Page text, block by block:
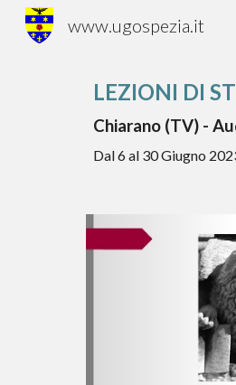
www.ugospezia.it
LEZIONI DI
Chiarano (TV) -
Dal6al 30 Giugno